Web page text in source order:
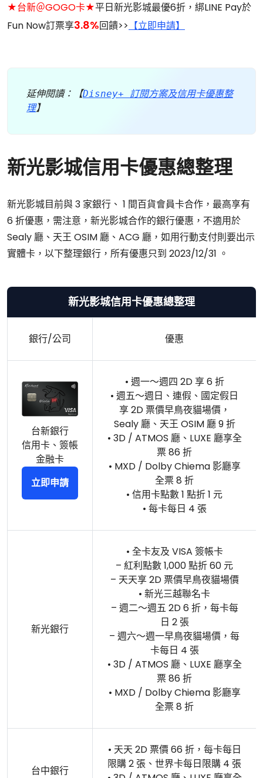
★台新＠GOGO卡★平日新光影城最優6折，綁LINE Pay於
Fun Now訂票享3.8%回饋>> 【立即申請】
延伸閱讀：【Disney+ 訂閱方案及信用卡優惠整
理】
新光影城信用卡優惠總整理
新光影城目前與 3 家銀行、 1 間百貨會員卡合作，最高享有
6 折優惠，需注意，新光影城合作的銀行優惠，不適用於
Sealy 廳、天王 OSIM 廳、ACG 廳，如用行動支付則要出示
實體卡，以下整理銀行，所有優惠只到 2023/12/31 。
新光影城信用卡優惠總整理
銀行/公司 優惠
台新銀行
信用卡、簽帳
金融卡
立即申請
• 週一～週四 2D 享 6 折
• 週五～週日、連假、國定假日
享 2D 票價早鳥夜貓場價，
Sealy 廳、天王 OSIM 廳 9 折
• 3D / ATMOS 廳、LUXE 廳享全
票 86 折
• MXD / Dolby Chiema 影廳享
全票 8 折
• 信用卡點數 1 點折 1 元
• 每卡每日 4 張
新光銀行
• 全卡友及 VISA 簽帳卡
– 紅利點數 1,000 點折 60 元
– 天天享 2D 票價早鳥夜貓場價
• 新光三越聯名卡
– 週二～週五 2D 6 折，每卡每
日 2 張
– 週六～週一早鳥夜貓場價，每
卡每日 4 張
• 3D / ATMOS 廳、LUXE 廳享全
票 86 折
• MXD / Dolby Chiema 影廳享
全票 8 折
台中銀行
• 天天 2D 票價 66 折，每卡每日
限購 2 張、世界卡每日限購 4 張